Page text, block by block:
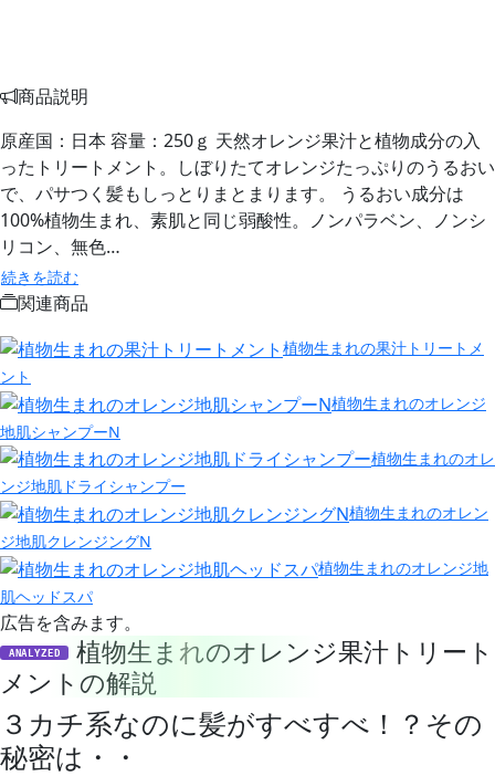
商品説明
原産国：日本 容量：250ｇ 天然オレンジ果汁と植物成分の入
ったトリートメント。しぼりたてオレンジたっぷりのうるおい
で、パサつく髪もしっとりまとまります。 うるおい成分は
100%植物生まれ、素肌と同じ弱酸性。ノンパラベン、ノンシ
リコン、無色…
続きを読む
関連商品
植物生まれの果汁トリートメ
ント
植物生まれのオレンジ
地肌シャンプーN
植物生まれのオレ
ンジ地肌ドライシャンプー
植物生まれのオレン
ジ地肌クレンジングN
植物生まれのオレンジ地
肌ヘッドスパ
広告を含みます。
ANALYZED
植物生まれのオレンジ果汁トリート
メントの解説
３カチ系なのに髪がすべすべ！？その
秘密は・・